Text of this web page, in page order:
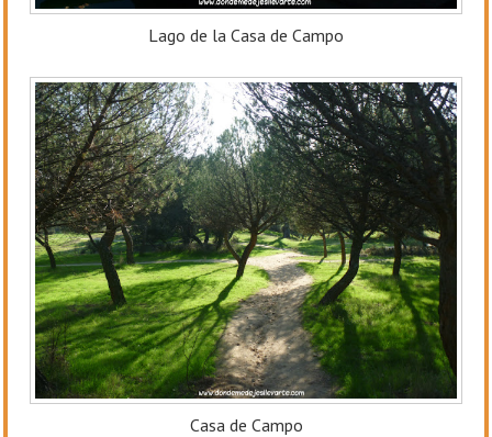
Lago de la Casa de Campo
Casa de Campo